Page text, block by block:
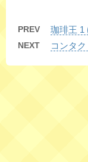
PREV 珈琲王 1
NEXT コンタ